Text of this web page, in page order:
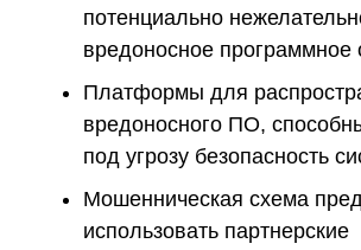
потенциально
вредоносное программное
Платформы для
вредоносного ПО,
под угрозу безопасность
Мошенническая схема
использовать партнерские